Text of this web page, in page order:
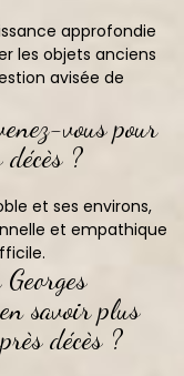
approfondie
les objets anciens
avisée de
vous pour
?
et ses environs,
et empathique
savoir plus
décès ?